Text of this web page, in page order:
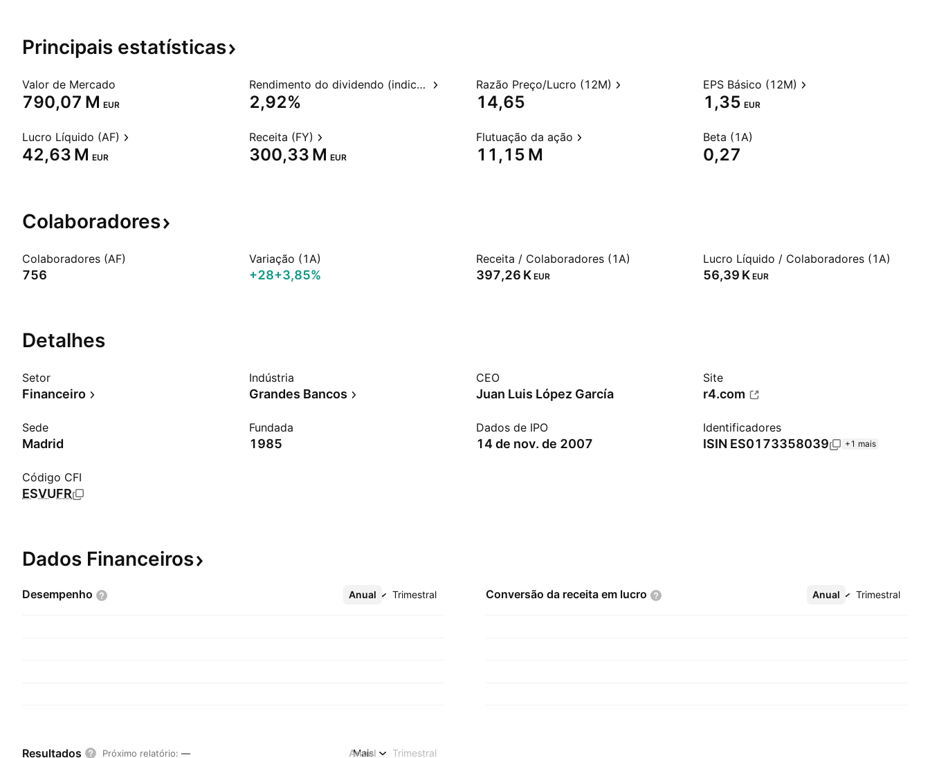
Principais estatísticas
Valor de Mercado
‪790,07 M‬ EUR
Rendimento do dividendo (indicado)
2,92%
Razão Preço/Lucro (12M)
14,65
EPS Básico (12M)
1,35 EUR
Lucro Líquido (AF)
‪42,63 M‬ EUR
Receita (FY)
‪300,33 M‬ EUR
Flutuação da ação
‪11,15 M‬
Beta (1A)
0,27
Colaboradores
Colaboradores (AF)
756
Variação (1A)
+28+3,85%
Receita / Colaboradores (1A)
‪397,26 K‬ EUR
Lucro Líquido / Colaboradores (1A)
‪56,39 K‬ EUR
Detalhes
Setor
Financeiro
Indústria
Grandes Bancos
CEO
Juan Luis López García
Site
r4.com
Sede
Madrid
Fundada
1985
Dados de IPO
14 de nov. de 2007
Identificadores
ISIN ES0173358039 +1 mais
Código CFI
ESVUFR
Dados Financeiros
Desempenho Anual Trimestral
Mais Conversão da receita em lucro Anual Trimestral
Mais
Resultados Próximo relatório: — Anual Trimestral
Mais